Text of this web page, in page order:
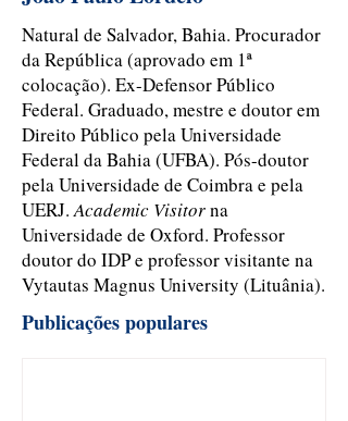
João Paulo Lordelo
Natural de Salvador, Bahia. Procurador
da República (aprovado em 1ª
colocação). Ex-Defensor Público
Federal. Graduado, mestre e doutor em
Direito Público pela Universidade
Federal da Bahia (UFBA). Pós-doutor
pela Universidade de Coimbra e pela
Universidade de Oxford. Professor